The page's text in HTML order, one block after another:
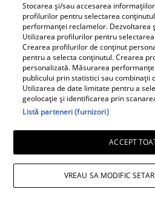
Ce pensie alimentară
Slav pentru Sofia,
Drăgușanu: „Eu nu
dar cred că ar putea
pentru copilul lui”
Stocarea și/sau accesarea
profilurilor pentru selectarea
performanței reclamelor. Dezvoltarea
Utilizarea profilurilor pentru
Crearea profilurilor de conținut
pentru a selecta conținutul. Crearea
personalizată. Măsurarea
publicului prin statistici sau combinații
Utilizarea de date limitate pentru a
geolocație și identificarea prin
Listă parteneri (furnizori)
ACCEPT
VREAU SA MODIFIC